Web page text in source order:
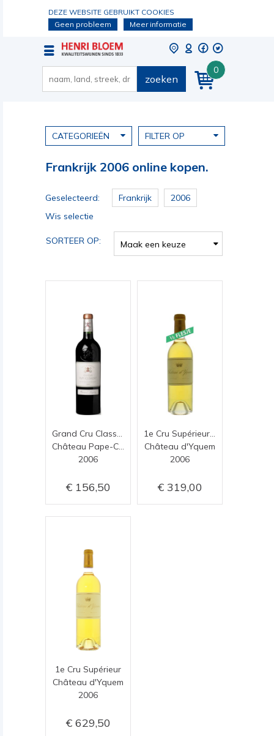
DEZE WEBSITE GEBRUIKT COOKIES
Geen probleem
Meer informatie
0
zoeken
CATEGORIEËN FILTER OP
Frankrijk 2006 online kopen.
Geselecteerd: Frankrijk
2006
Wis selectie
SORTEER OP: Maak een keuze
2006
156,50
Château d'Yquem
2006
319,00
1e Cru Supérieur
Château d'Yquem
2006
629,50